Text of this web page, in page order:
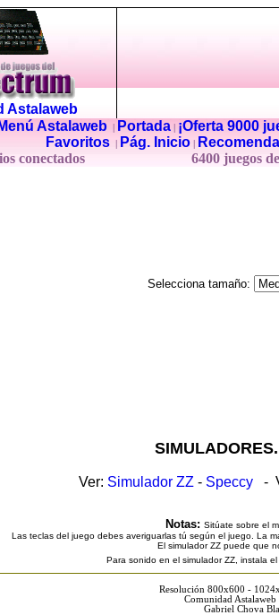
Astalaweb
Menú Astalaweb| Portada|
¡Oferta 9000
Favoritos
Pág. Inicio
conectados
6400 juegos
Selecciona tamaño:
Ver: Simulador ZZ - Speccy -
Notas: Sitúate sobre el
Las teclas del juego debes averiguarlas tú según el juego. La
El simulador ZZ puede que
Para sonido en el simulador ZZ, instala
Resolución 800x600 -
Comunidad
Gabriel Chova